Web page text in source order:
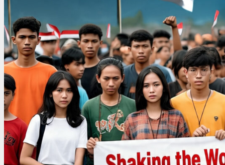
Sekolah
di
Tangsel